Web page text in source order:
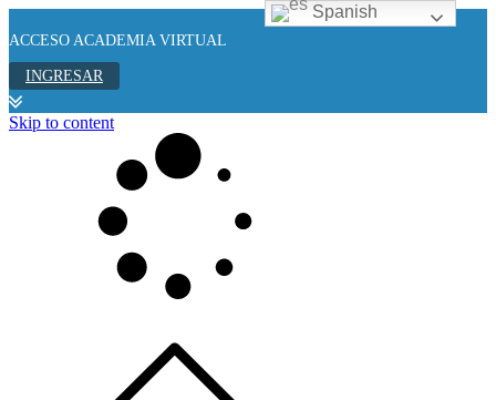
ACCESO ACADEMIA VIRTUAL
INGRESAR
Skip to content
Spanish